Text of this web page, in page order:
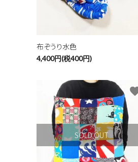
布ぞうり水色
4,400円(税400円)
SOLD OUT